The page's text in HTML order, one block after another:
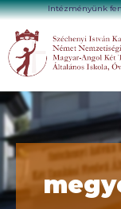
Intézményünk